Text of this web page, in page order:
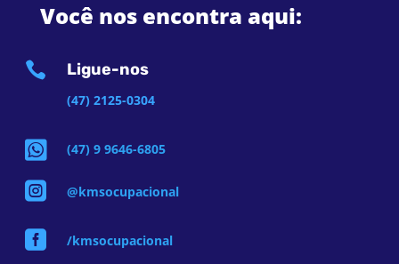
Você nos encontra aqui:
 Ligue-nos
(47) 2125-0304
 (47) 9 9646-6805
 @kmsocupacional
 /kmsocupacional